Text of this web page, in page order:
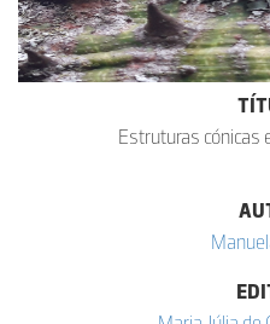
Estruturas cónicas